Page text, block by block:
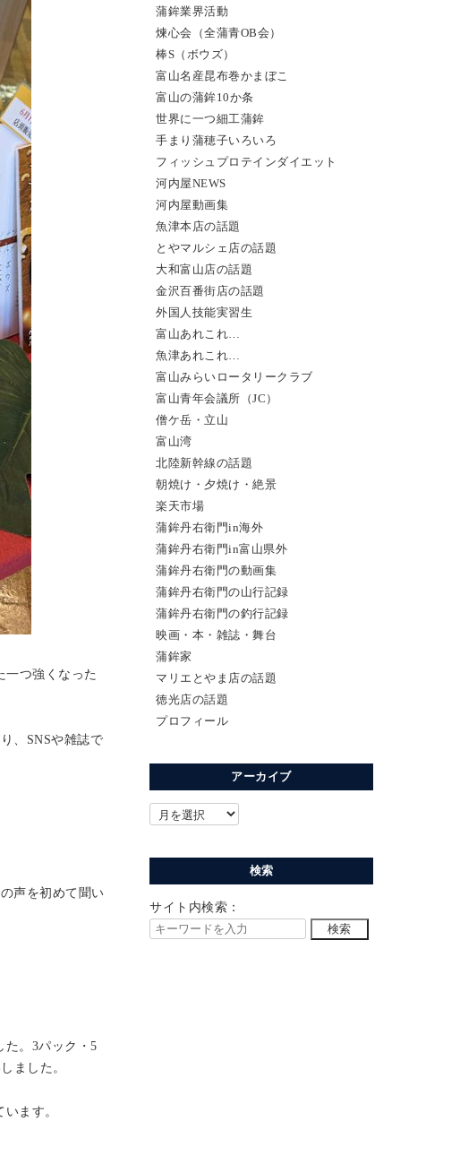
一つ強くなった
、SNSや雑誌で
声を初めて聞い
。3パック・5
ました。
ます。
蒲鉾業界活動
煉心会（全蒲青OB会）
棒S（ボウズ）
富山名産昆布巻かまぼこ
富山の蒲鉾10か条
世界に一つ細工蒲鉾
手まり蒲穂子いろいろ
フィッシュプロテインダイエット
河内屋NEWS
河内屋動画集
魚津本店の話題
とやマルシェ店の話題
大和富山店の話題
金沢百番街店の話題
外国人技能実習生
富山あれこれ…
魚津あれこれ…
富山みらいロータリークラブ
富山青年会議所（JC）
僧ケ岳・立山
富山湾
北陸新幹線の話題
朝焼け・夕焼け・絶景
楽天市場
蒲鉾丹右衛門in海外
蒲鉾丹右衛門in富山県外
蒲鉾丹右衛門の動画集
蒲鉾丹右衛門の山行記録
蒲鉾丹右衛門の釣行記録
映画・本・雑誌・舞台
蒲鉾家
マリエとやま店の話題
徳光店の話題
プロフィール
アーカイブ
検索
サイト内検索：